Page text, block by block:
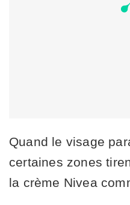
Quand le visage
certaines zones
la crème Nivea